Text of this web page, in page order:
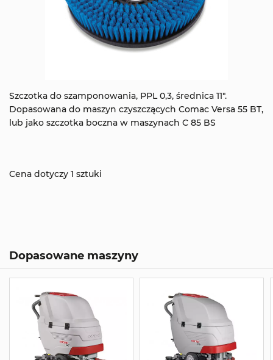
Szczotka do szamponowania, PPL 0,3, średnica 11".
Dopasowana do maszyn czyszczących Comac Versa 55 BT,
lub jako szczotka boczna w maszynach C 85 BS
Cena dotyczy 1 sztuki
Dopasowane maszyny